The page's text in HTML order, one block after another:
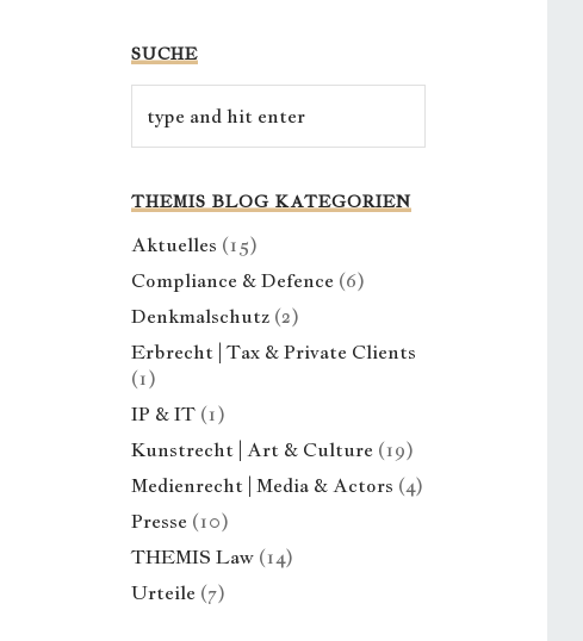
SUCHE
THEMIS BLOG KATEGORIEN
Aktuelles (15)
Compliance & Defence (6)
Denkmalschutz(2)
Erbrecht | Tax & Private Clients
(1)
IP & IT(1)
Kunstrecht | Art & Culture (19)
Medienrecht | Media & Actors (4)
Presse (10)
THEMIS Law(14)
Urteile (7)